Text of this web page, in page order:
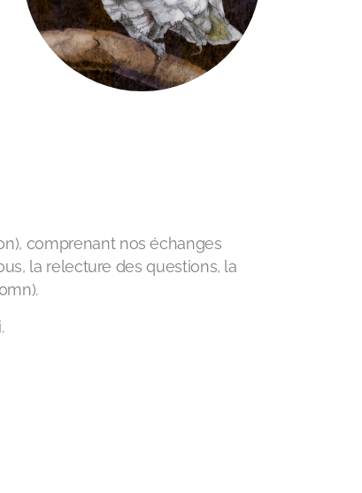
comprenant nos échanges
la relecture des questions, la